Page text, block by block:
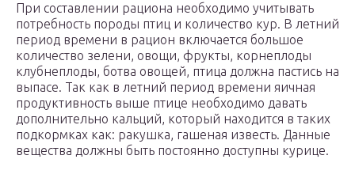
При составлении рациона необходимо учитывать
потребность породы птиц и количество кур. В летний
период времени в рацион включается большое
количество зелени, овощи, фрукты, корнеплоды
клубнеплоды, ботва овощей, птица должна пастись на
выпасе. Так как в летний период времени яичная
продуктивность выше птице необходимо давать
дополнительно кальций, который находится в таких
подкормках как: ракушка, гашеная известь. Данные
вещества должны быть постоянно доступны курице.